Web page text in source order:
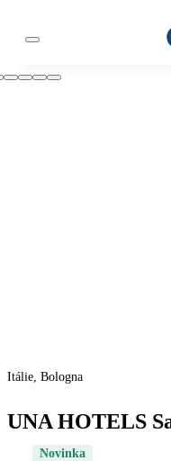
Itálie, Bologna
UNA HOTELS
Novinka